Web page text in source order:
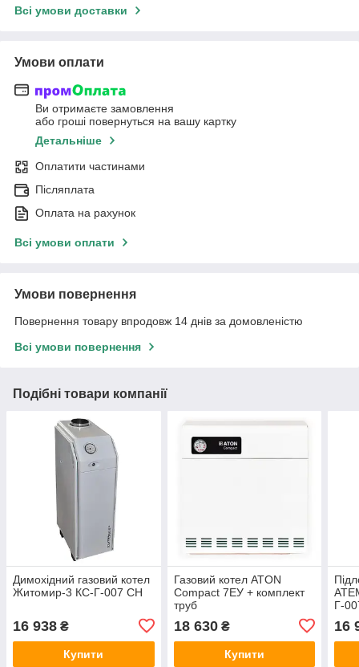
Всі умови доставки
Умови оплати
Ви отримаєте замовлення
або гроші повернуться на вашу картку
Детальніше
Оплатити частинами
Післяплата
Оплата на рахунок
Всі умови оплати
Умови повернення
Повернення товару впродовж 14 днів за домовленістю
Всі умови повернення
Подібні товари компанії
Димохідний газовий котел
Житомир-3 КС-Г-007 СН
16 938 ₴
Купити
Газовий котел ATON
Compact 7EУ + комплект
труб
18 630₴
Купити
Г-
16